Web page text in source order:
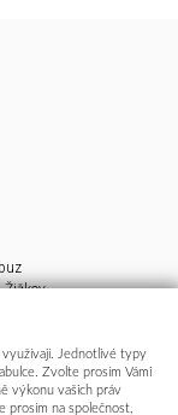
Bartosini
využívají. Jednotlivé typy
Zvolte prosím Vámi
výkonu vašich práv
prosím na společnost,